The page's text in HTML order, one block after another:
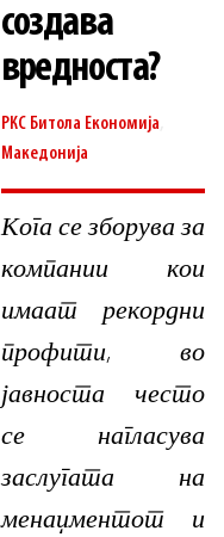
создава
вредноста?
РКС Битола Економија
Македонија
Кога се зборува за
компании кои
имаат рекордни
профити, во
јавноста често
се нагласува
заслугата на
менаџментот и